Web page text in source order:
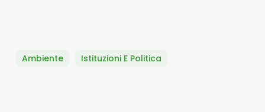
Ambiente Istituzioni E Politica